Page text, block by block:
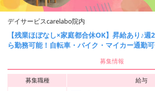
デイサービスcarelabo院内
【残業ほぼなし×家庭都合休OK】昇給あり♪週
ら勤務可能！自転車・バイク・マイカー通勤
募集情報
募集職種 給与